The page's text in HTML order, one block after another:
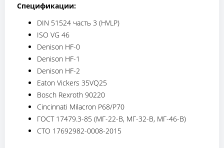
Спецификации:
DIN 51524 часть 3 (HVLP)
ISO VG 46
Denison HF-0
Denison HF-1
Denison HF-2
Eaton Vickers 35VQ25
Bosch Rexroth 90220
Cincinnati Milacron P68/P70
ГОСТ 17479.3-85 (МГ-22-В, МГ-32-В, МГ-46-В)
СТО 17692982-0008-2015